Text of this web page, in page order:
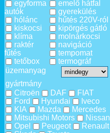
egyforma
autók
hólánc
kiskocsi
klíma
raktér
fűtés
tetőbox
emelő hátfal
gyerekülés
hűtés 220V-ról
kipörgés gátló
molnárkocsi
navigáció
tempomat
termográf
üzemanyag
gyártmány
Citroën
DAF
FIAT
Ford
Hyundai
Iveco
KIA
Mazda
Mercedes
Mitsubishi Motors
Nissan
Opel
Peugeot
Renault